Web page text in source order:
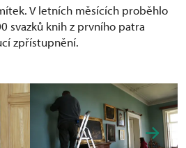
V letních měsících proběhlo
svazků knih z prvního patra
zpřístupnění.